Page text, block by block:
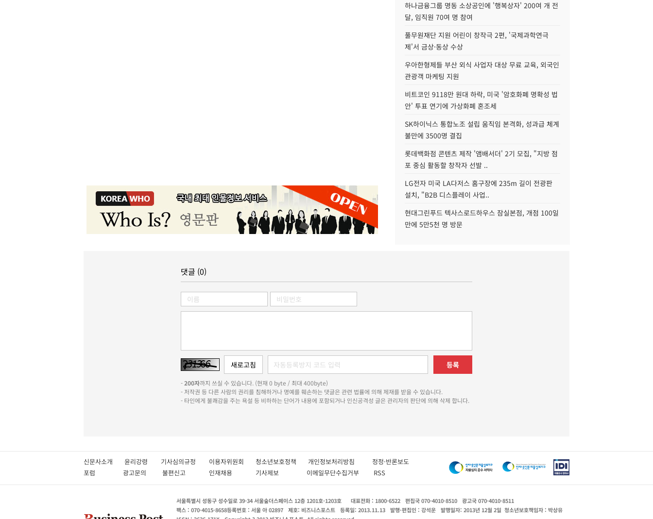
하나금융그룹 명동 소상공인에 '행복상자' 200여 개 전
달, 임직원 70여 명 참여
풀무원재단 지원 어린이 창작극 2편, '국제과학연극
제'서 금상·동상 수상
우아한형제들 부산 외식 사업자 대상 무료 교육, 외국인
관광객 마케팅 지원
비트코인 9118만 원대 하락, 미국 '암호화폐 명확성 법
안' 투표 연기에 가상화폐 혼조세
SK하이닉스 통합노조 설립 움직임 본격화, 성과급 체계
불만에 3500명 결집
롯데백화점 콘텐츠 제작 '앰배서더' 2기 모집, "지방 점
포 중심 활동할 창작자 선발 ..
LG전자 미국 LA다저스 홈구장에 235m 길이 전광판
설치, "B2B 디스플레이 사업..
현대그린푸드 텍사스로드하우스 잠실본점, 개점 100일
만에 5만5천 명 방문
댓글 (0)
등록
-200자까지 쓰실 수 있습니다. (현재 0 byte / 최대 400byte)
- 저작권 등 다른 사람의 권리를 침해하거나 명예를 훼손하는 댓글은 관련 법률에 의해 제재를 받을 수 있습니다.
- 타인에게 불쾌감을 주는 욕설 등 비하하는 단어가 내용에 포함되거나 인신공격성 글은 관리자의 판단에 의해 삭제 합니다.
신문사소개 윤리강령 기사심의규정 이용자위원회 청소년보호정책 개인정보처리방침 정정·반론보도
포럼
광고문의 불편신고 인재채용 기사제보 이메일무단수집거부 RSS
서울특별시 성동구 성수일로 39-34 서울숲더스페이스 12층 1201호-1203호 대표전화 : 1800-6522 편집국 070-4010-8510
광고국 070-4010-8511
팩스 : 070-4015-8658등록번호 : 서울 아 02897 제호: 비즈니스포스트 등록일: 2013.11.13 발행·편집인 : 강석운 발행일자: 2013년 12월 2일 청소년보호책임자 : 박상유